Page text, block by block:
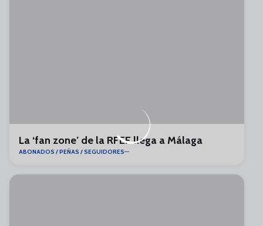
La ‘fan zone’ de la RFEF llega a Málaga
ABONADOS / PEÑAS / SEGUIDORES